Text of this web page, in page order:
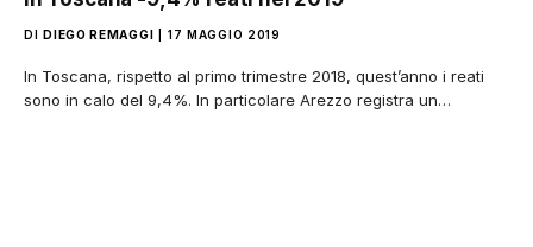
DI DIEGO REMAGGI 17 MAGGIO 2019
In Toscana, rispetto al primo trimestre 2018, quest’anno i reati
sono in calo del 9,4%. In particolare Arezzo registra un…